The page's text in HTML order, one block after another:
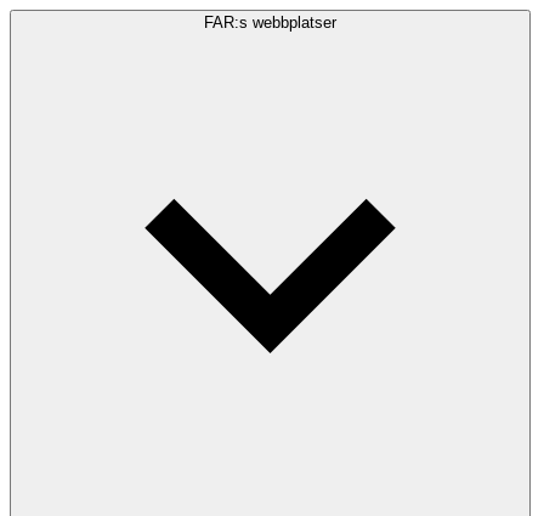
FAR:s webbplatser